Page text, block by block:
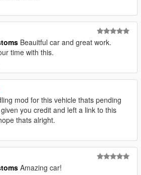
Beauitful car and great work.
time with this.
mod for this vehicle thats pending
you credit and left a link to this
thats alright.
Amazing car!